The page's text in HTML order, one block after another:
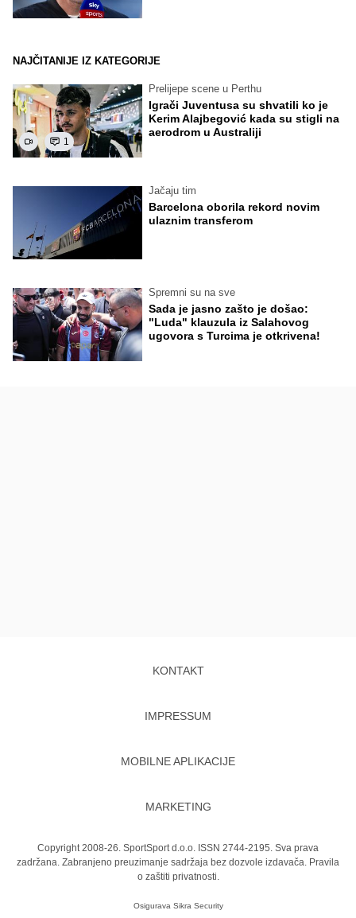
NAJČITANIJE IZ KATEGORIJE
1
Prelijepe scene u Perthu
Igrači Juventusa su shvatili ko je
Kerim Alajbegović kada su stigli na
aerodrom u Australiji
Jačaju tim
Barcelona oborila rekord novim
ulaznim transferom
Spremni su na sve
Sada je jasno zašto je došao:
"Luda" klauzula iz Salahovog
ugovora s Turcima je otkrivena!
KONTAKT
IMPRESSUM
MOBILNE APLIKACIJE
MARKETING
Copyright 2008-26. SportSport d.o.o. ISSN 2744-2195. Sva prava
zadržana. Zabranjeno preuzimanje sadržaja bez dozvole izdavača. Pravila
o zaštiti privatnosti.
Osigurava Sikra Security